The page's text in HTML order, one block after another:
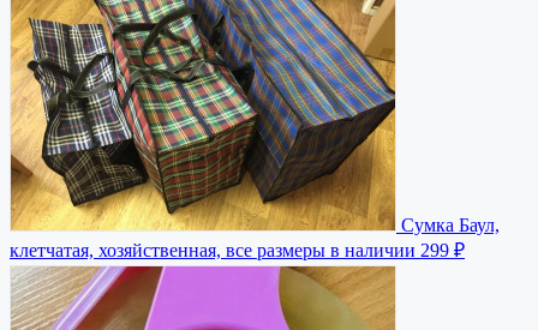
Сумка Баул,
клетчатая, хозяйственная, все размеры в наличии 299 ₽